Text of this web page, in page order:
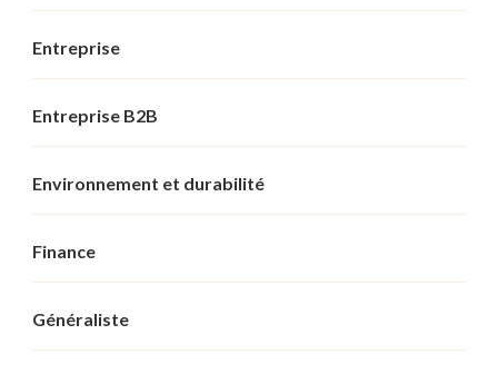
Entreprise
Entreprise B2B
Environnement et durabilité
Finance
Généraliste